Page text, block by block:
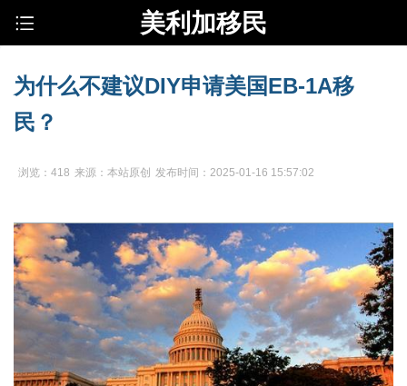
美利加移民
为什么不建议DIY申请美国EB-1A移
民？
浏览：418 来源：本站原创 发布时间：2025-01-16 15:57:02